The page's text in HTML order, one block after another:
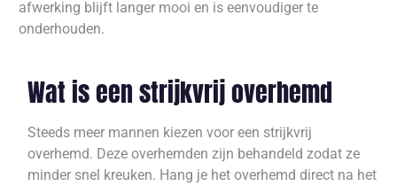
afwerking blijft langer mooi en is eenvoudiger te
onderhouden.
Wat is een strijkvrij overhemd
Steeds meer mannen kiezen voor een strijkvrij
overhemd. Deze overhemden zijn behandeld zodat ze
minder snel kreuken. Hang je het overhemd direct na het